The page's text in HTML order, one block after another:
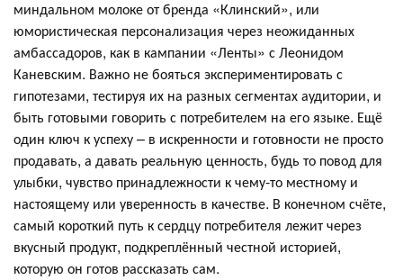
миндальном молоке от бренда «Клинский», или
юмористическая персонализация через неожиданных
амбассадоров, как в кампании «Ленты» с Леонидом
Каневским. Важно не бояться экспериментировать с
гипотезами, тестируя их на разных сегментах аудитории, и
быть готовыми говорить с потребителем на его языке. Ещё
один ключ к успеху – в искренности и готовности не просто
продавать, а давать реальную ценность, будь то повод для
улыбки, чувство принадлежности к чему-то местному и
настоящему или уверенность в качестве. В конечном счёте,
самый короткий путь к сердцу потребителя лежит через
вкусный продукт, подкреплённый честной историей,
которую он готов рассказать сам.